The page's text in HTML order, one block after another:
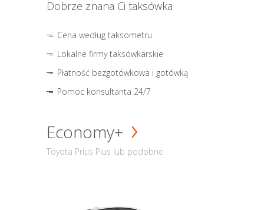
Dobrze znana Ci taksówka
Cena według taksometru
Lokalne firmy taksówkarskie
Płatność bezgotówkowa i gotówką
Pomoc konsultanta 24/7
Economy+
Toyota Prius Plus lub podobne